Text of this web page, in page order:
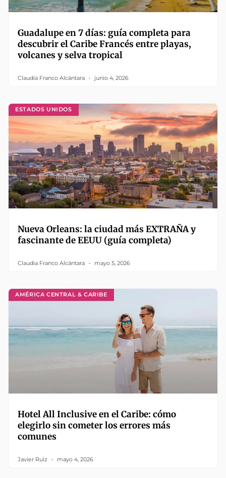
Guadalupe en 7 días: guía completa para
descubrir el Caribe Francés entre playas,
volcanes y selva tropical
Claudia Franco Alcántara junio 4, 2026
ESTADOS UNIDOS
Nueva Orleans: la ciudad más EXTRAÑA y
fascinante de EEUU (guía completa)
Claudia Franco Alcántara mayo 5, 2026
AMÉRICA CENTRAL & CARIBE
Hotel All Inclusive en el Caribe: cómo
elegirlo sin cometer los errores más
comunes
Javier Ruiz mayo 4, 2026